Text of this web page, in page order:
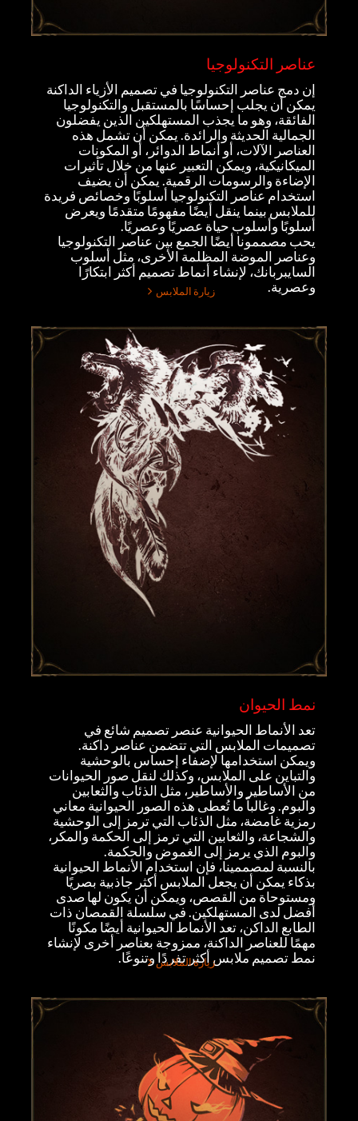
عناصر التكنولوجيا
إن دمج عناصر التكنولوجيا في تصميم الأزياء الداكنة
يمكن أن يجلب إحساسًا بالمستقبل والتكنولوجيا
الفائقة، وهو ما يجذب المستهلكين الذين يفضلون
الجمالية الحديثة والرائدة. يمكن أن تشمل هذه
العناصر الآلات، أو أنماط الدوائر، أو المكونات
الميكانيكية، ويمكن التعبير عنها من خلال تأثيرات
الإضاءة والرسومات الرقمية. يمكن أن يضيف
استخدام عناصر التكنولوجيا أسلوبًا وخصائص فريدة
للملابس بينما ينقل أيضًا مفهومًا متقدمًا ويعرض
أسلوبًا وأسلوب حياة عصريًا وعصريًا.
يحب مصممونا أيضًا الجمع بين عناصر التكنولوجيا
وعناصر الموضة المظلمة الأخرى، مثل أسلوب
السايبربانك، لإنشاء أنماط تصميم أكثر ابتكارًا
وعصرية.
زيارة الملابس
نمط الحيوان
تعد الأنماط الحيوانية عنصر تصميم شائع في
تصميمات الملابس التي تتضمن عناصر داكنة.
ويمكن استخدامها لإضفاء إحساس بالوحشية
والتباين على الملابس، وكذلك لنقل صور الحيوانات
من الأساطير والأساطير، مثل الذئاب والثعابين
والبوم. وغالباً ما تُعطى هذه الصور الحيوانية معاني
رمزية غامضة، مثل الذئاب التي ترمز إلى الوحشية
والشجاعة، والثعابين التي ترمز إلى الحكمة والمكر،
والبوم الذي يرمز إلى الغموض والحكمة.
بالنسبة لمصممينا، فإن استخدام الأنماط الحيوانية
بذكاء يمكن أن يجعل الملابس أكثر جاذبية بصريًا
ومستوحاة من القصص، ويمكن أن يكون لها صدى
أفضل لدى المستهلكين. في سلسلة القمصان ذات
الطابع الداكن، تعد الأنماط الحيوانية أيضًا مكونًا
مهمًا للعناصر الداكنة، ممزوجة بعناصر أخرى لإنشاء
نمط تصميم ملابس أكثر تفردًا وتنوعًا.
زيارة الملابس